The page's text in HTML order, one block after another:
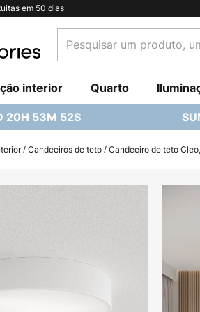
em 50 dias
um
uma
categoria...
interior Quarto
20H 53M 51S
Candeeiros de teto Candeeiro de teto